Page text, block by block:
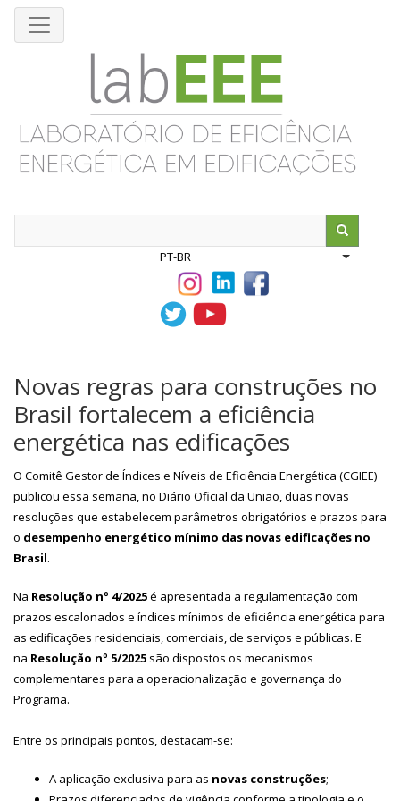
Pular
PT-BR
List
Novas regras para construções no
Brasil fortalecem a eficiência
energética nas edificações
O Comitê Gestor de Índices e Níveis de Eficiência Energética (CGIEE)
publicou essa semana, no Diário Oficial da União, duas novas
resoluções que estabelecem parâmetros obrigatórios e prazos para
o desempenho energético mínimo das novas edificações no
Brasil.
Na Resolução nº 4/2025é apresentada a regulamentação com
prazos escalonados e índices mínimos de eficiência energética para
as edificações residenciais, comerciais, de serviços e públicas. E
na Resolução nº 5/2025 são dispostos os mecanismos
complementares para a operacionalização e governança do
Programa.
Entre os principais pontos, destacam-se:
A aplicação exclusiva para as novas construções;